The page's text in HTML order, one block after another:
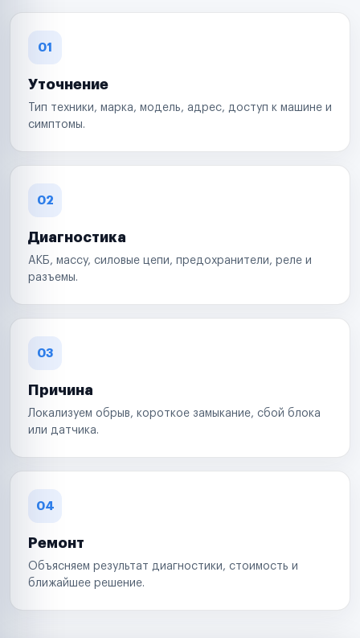
01
Уточнение
Тип техники, марка, модель, адрес, доступ к машине и
симптомы.
02
Диагностика
АКБ, массу, силовые цепи, предохранители, реле и
разъемы.
03
Причина
Локализуем обрыв, короткое замыкание, сбой блока
или датчика.
04
Ремонт
Объясняем результат диагностики, стоимость и
ближайшее решение.